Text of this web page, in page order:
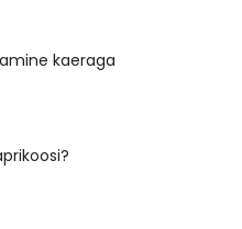
kaeraga